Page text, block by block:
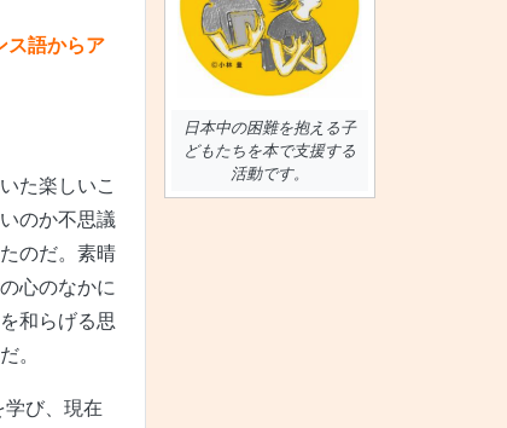
ス語からア
た楽しいこ
のか不思議
のだ。素晴
心のなかに
和らげる思
。
び、現在
日本中の困難を抱える子
どもたちを本で支援する
活動です。